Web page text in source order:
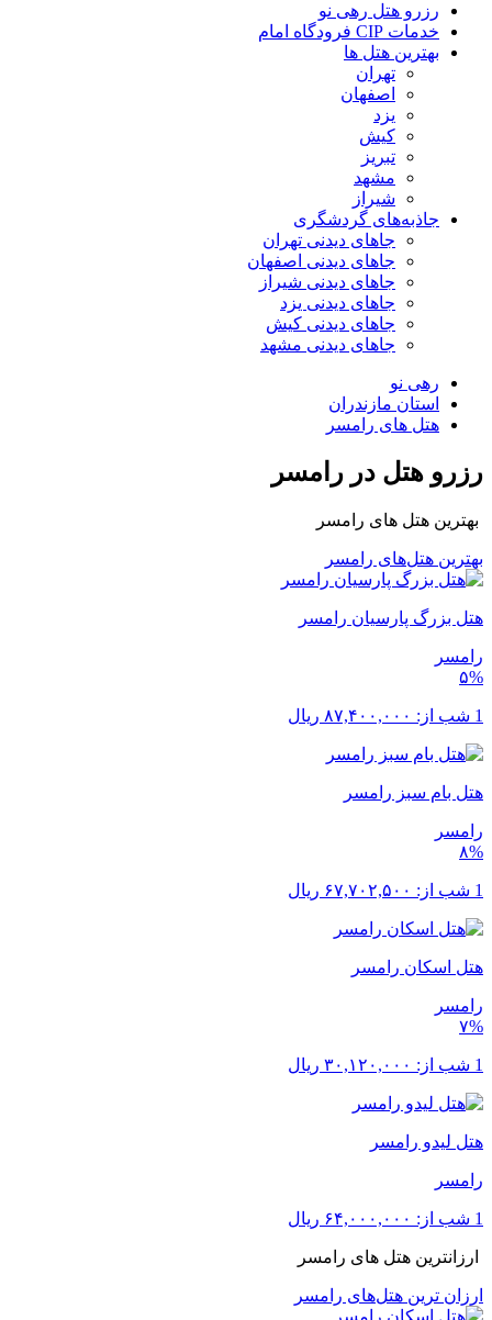
رزرو هتل رهی نو
خدمات CIP فرودگاه امام
بهترین هتل ها
تهران
اصفهان
یزد
کیش
تبریز
مشهد
شیراز
جاذبه‌های گردشگری
جاهای دیدنی تهران
جاهای دیدنی اصفهان
جاهای دیدنی شیراز
جاهای دیدنی یزد
جاهای دیدنی کیش
جاهای دیدنی مشهد
رهی نو
استان مازندران
هتل های رامسر
رزرو هتل در رامسر
بهترین هتل های رامسر
بهترین هتل‌های رامسر
هتل بزرگ پارسیان رامسر
رامسر
۵%
1 شب از: ۸۷,۴۰۰,۰۰۰ ریال
هتل بام سبز رامسر
رامسر
۸%
1 شب از: ۶۷,۷۰۲,۵۰۰ ریال
هتل اسکان رامسر
رامسر
۷%
1 شب از: ۳۰,۱۲۰,۰۰۰ ریال
هتل لیدو رامسر
رامسر
1 شب از: ۶۴,۰۰۰,۰۰۰ ریال
ارزانترین هتل های رامسر
ارزان ترین هتل‌های رامسر